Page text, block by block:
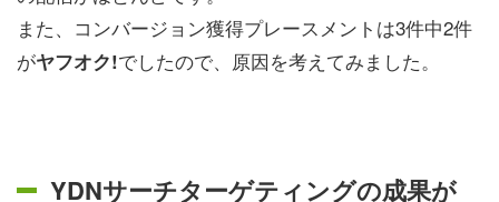
また、コンバージョン獲得プレースメントは3件中2件
がヤフオク!でしたので、原因を考えてみました。
YDNサーチターゲティングの成果が